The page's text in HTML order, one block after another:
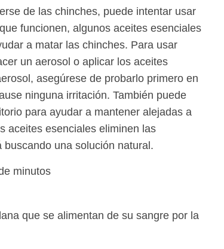
de las chinches, puede intentar usar
funcionen, algunos aceites esenciales
a matar las chinches. Para usar
un aerosol o aplicar los aceites
asegúrese de probarlo primero en
ninguna irritación. También puede
para ayudar a mantener alejadas a
aceites esenciales eliminen las
una solución natural.
minutos
que se alimentan de su sangre por la